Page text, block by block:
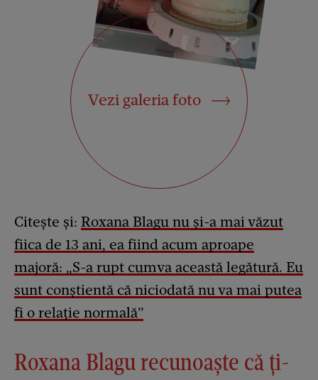
Vezi galeria foto
Citește și: Roxana Blagu nu și-a mai văzut
fiica de 13 ani, ea fiind acum aproape
majoră: „S-a rupt cumva această legătură. Eu
sunt conștientă că niciodată nu va mai putea
fi o relație normală”
Roxana Blagu recunoaște că ți-